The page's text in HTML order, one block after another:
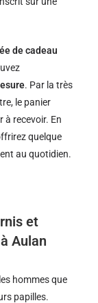
de cadeau
. Par la très
le panier
recevoir. En
quelque
au quotidien.
et
Aulan
hommes que
papilles.